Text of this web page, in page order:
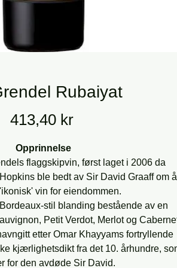
Rubaiyat
413,40 krPris
Opprinnelse
flaggskipvin, først laget i 2006 da
ble bedt av Sir David Graaff om
vin for eiendommen.
stil blanding bestående av en
Petit Verdot, Merlot og
etter Omar Khayyams fortryllende
kjærlighetsdikt fra det 10. århundre,
for den avdøde Sir David.